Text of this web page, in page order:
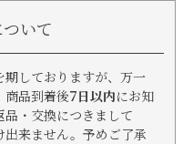
いて
しておりますが、万一
商品到着後7日以内にお知
品・交換につきまして
来ません。予めご了承